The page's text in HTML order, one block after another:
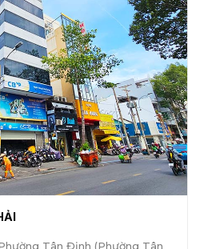
Tân Định (Phường Tân